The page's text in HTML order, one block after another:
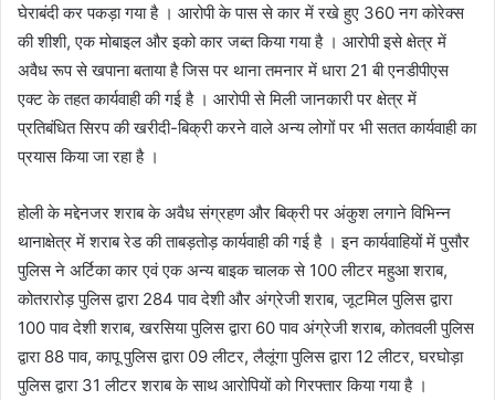
घेराबंदी कर पकड़ा गया है । आरोपी के पास से कार में रखे हुए 360 नग कोरेक्स
की शीशी, एक मोबाइल और इको कार जब्त किया गया है । आरोपी इसे क्षेत्र में
अवैध रूप से खपाना बताया है जिस पर थाना तमनार में धारा 21 बी एनडीपीएस
एक्ट के तहत कार्यवाही की गई है । आरोपी से मिली जानकारी पर क्षेत्र में
प्रतिबंधित सिरप की खरीदी-बिक्री करने वाले अन्य लोगों पर भी सतत कार्यवाही का
प्रयास किया जा रहा है ।
होली के मद्देनजर शराब के अवैध संग्रहण और बिक्री पर अंकुश लगाने विभिन्न
थानाक्षेत्र में शराब रेड की ताबड़तोड़ कार्यवाही की गई है । इन कार्यवाहियों में पुसौर
पुलिस ने अर्टिका कार एवं एक अन्य बाइक चालक से 100 लीटर महुआ शराब,
कोतरारोड़ पुलिस द्वारा 284 पाव देशी और अंग्रेजी शराब, जूटमिल पुलिस द्वारा
100 पाव देशी शराब, खरसिया पुलिस द्वारा 60 पाव अंग्रेजी शराब, कोतवली पुलिस
द्वारा 88 पाव, कापू पुलिस द्वारा 09 लीटर, लैलूंगा पुलिस द्वारा 12 लीटर, घरघोड़ा
पुलिस द्वारा 31 लीटर शराब के साथ आरोपियों को गिरफ्तार किया गया है ।